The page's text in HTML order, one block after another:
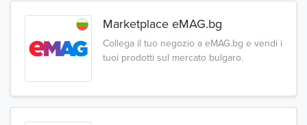
Marketplace eMAG.bg
Collega il tuo negozio a eMAG.bg e vendi i
tuoi prodotti sul mercato bulgaro.